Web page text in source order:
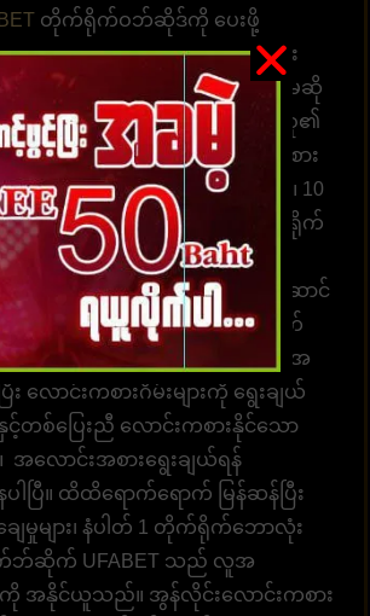
တိုက်ရိုက်ဝဘ်ဆိုဒ်ကို ပေးဖို့
ါပြီ။ နိုင်ငံ၏အကောင်းဆုံးဘောလုံး
န်ဆောင်မှုကို မည်သည့်ဝန်ဆောင်မှုကိုမဆို
င့်ဖြစ်ပြီး၊ အပလီကေးရှင်းအများစု၏
င့် ကိုက်ညီသော ဘောလုံးလောင်းကစား
တ်ချရပြီး ငွေကြေးအရ လုံခြုံသည်။ 10
မဲ့ ငွေလွှဲပေးချေရုံဖြင့် ၎င်းကို တိုက်ရိုက်
န်ဆောင်မှုတစ်ခုဟု ယူဆပါသည်။
ဆောင်မှုနှင့် အကြံဉာဏ်များ ပေးဆောင်
ပြည့်မီသော အဖွဲ့တစ်ဖွဲ့ရှိပြီး တစ်ရက်
ြံဉာဏ်များ ပေးဆောင်နိုင်ပါသည်။ အ
လောင်းကစားဂိမ်းများကို ရွေးချယ်
နှင့်တစ်ပြေးညီ လောင်းကစားနိုင်သော
အလောင်းအစားရွေးချယ်ရန်
ါပြီ။ ထိထိရောက်ရောက် မြန်ဆန်ပြီး
ျေမှုများ၊ နံပါတ် 1 တိုက်ရိုက်ဘောလုံး
က်ဘ်ဆိုက် UFABET သည် လူအ
ကို အနိုင်ယူသည်။ အွန်လိုင်းလောင်းကစား